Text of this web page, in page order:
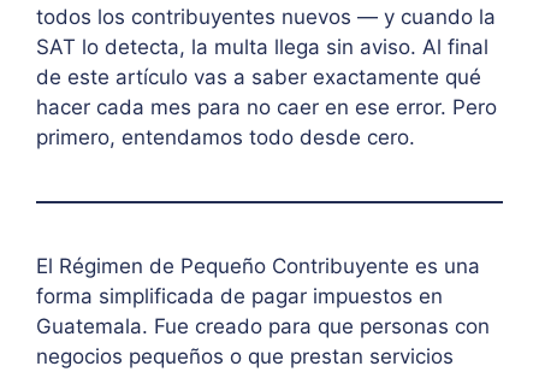
todos los contribuyentes nuevos — y cuando la
SAT lo detecta, la multa llega sin aviso. Al final
de este artículo vas a saber exactamente qué
hacer cada mes para no caer en ese error. Pero
primero, entendamos todo desde cero.
El Régimen de Pequeño Contribuyente es una
forma simplificada de pagar impuestos en
Guatemala. Fue creado para que personas con
negocios pequeños o que prestan servicios